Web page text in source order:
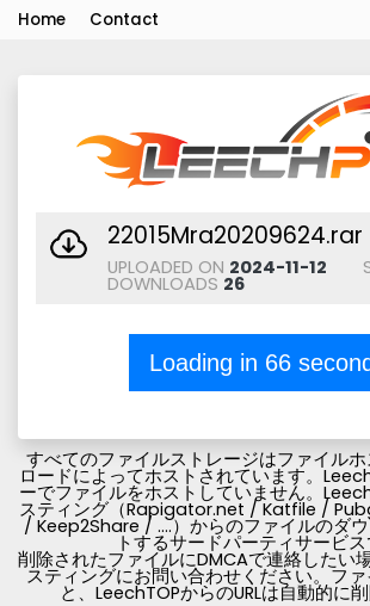
Home Contact
22015Mra20209624.rar
UPLOADED ON 2024-11-12
DOWNLOADS 26
Loading in 66
すべてのファイルストレージはファイル
ロードによってホストされています。
ーでファイルをホストしていません。
スティング（Rapigator.net / Katfile /
/ Keep2Share / ....）からのファイルのダ
トするサードパーティサービス
削除されたファイルにDMCAで連絡したい
スティングにお問い合わせください。フ
と、LeechTOPからのURLは自動的に削